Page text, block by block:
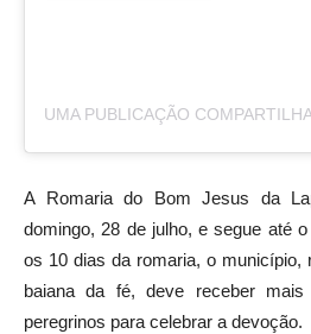
A Romaria do Bom Jesus da
domingo, 28 de julho, e segue até
os 10 dias da romaria, o município,
baiana da fé, deve receber
peregrinos para celebrar a devoção.